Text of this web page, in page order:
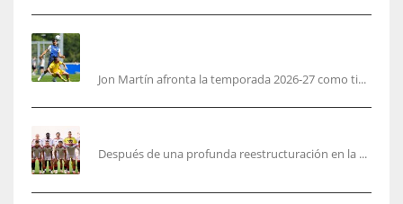
Jon Martín afronta la temporada 2026-27 como ti...
Después de una profunda reestructuración en la ...